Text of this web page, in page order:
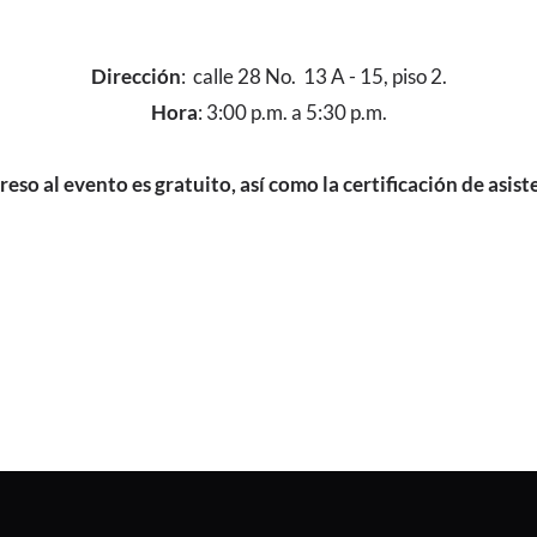
Dirección: calle 28 No. 13 A - 15, piso 2.
Hora: 3:00 p.m. a 5:30 p.m.
al evento es gratuito, así como la certificación de